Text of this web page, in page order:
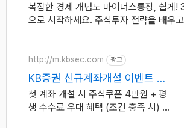
복잡한 경제 개념도 마이너스통장, 쉽게!
으로 시작하세요. 주식투자 전략을 배우
http://m.kbsec.com 광고
KB증권 신규계좌개설 이벤트 국
내주식쿠폰 최대 5만원
첫 계좌 개설 시 주식쿠폰 4만원 + 평
생 수수료 우대 혜택 (조건 충족 시) Y